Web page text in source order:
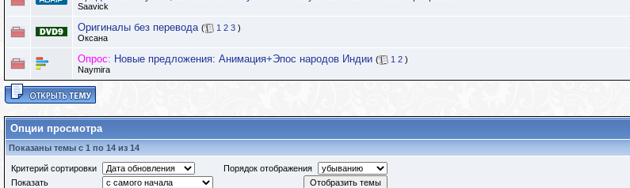
Saavick
Оригиналы без перевода ( 1 2 3 )
Оксана
Опрос: Новые предложения: Анимация+Эпос народов Индии ( 1 2 )
Naymira
Опции просмотра
Показаны темы с 1 по 14 из 14
Критерий сортировки
Порядок отображения
Показать